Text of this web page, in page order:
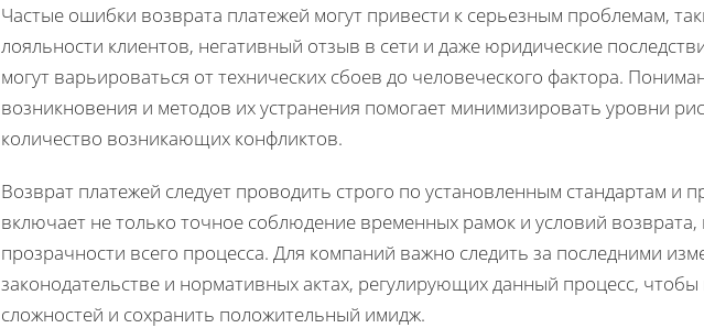
Частые ошибки возврата платежей могут привести к серьезным проблемам,
лояльности клиентов, негативный отзыв в сети и даже юридические
могут варьироваться от технических сбоев до человеческого фактора.
возникновения и методов их устранения помогает минимизировать уровни
количество возникающих конфликтов.
Возврат платежей следует проводить строго по установленным стандартам и
включает не только точное соблюдение временных рамок и условий
прозрачности всего процесса. Для компаний важно следить за последними
законодательстве и нормативных актах, регулирующих данный процесс,
сложностей и сохранить положительный имидж.